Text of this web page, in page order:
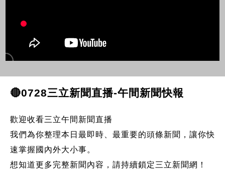
🔴0728三立新聞直播-午間新聞快報
歡迎收看三立午間新聞直播
我們為你整理本日最即時、最重要的頭條新聞，讓你快
速掌握國內外大小事。
想知道更多完整新聞內容，請持續鎖定三立新聞網！